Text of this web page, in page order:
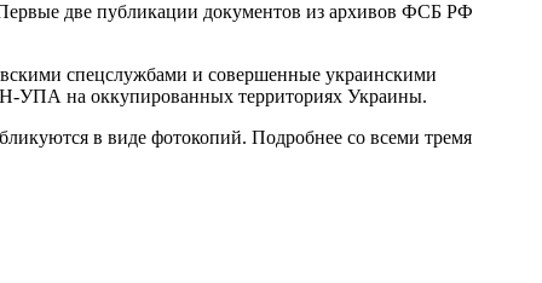
две публикации документов из архивов ФСБ РФ
спецслужбами и совершенные украинскими
УПА на оккупированных территориях Украины.
в виде фотокопий. Подробнее со всеми тремя